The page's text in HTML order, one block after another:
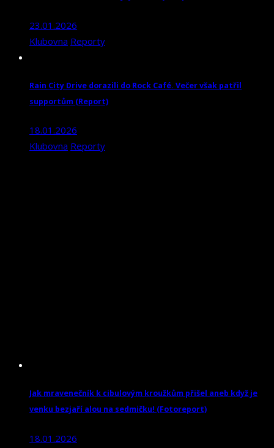
23.01.2026
Klubovna Reporty
Rain City Drive dorazili do Rock Café. Večer však patřil
supportům (Report)
18.01.2026
Klubovna Reporty
Jak mravenečník k cibulovým kroužkům přišel aneb když je
venku bezjaří alou na sedmičku! (Fotoreport)
18.01.2026